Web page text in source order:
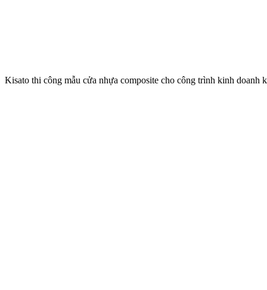
Kisato thi công mẫu cửa nhựa composite cho công trình kinh doanh